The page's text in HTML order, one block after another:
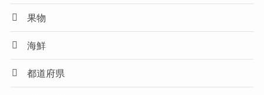
果物
海鮮
都道府県